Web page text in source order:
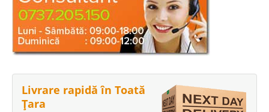
Livrare rapidă în Toată
Țara